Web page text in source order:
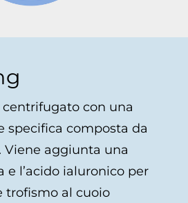
centrifugato con una
specifica composta da
Viene aggiunta una
e l’acido ialuronico per
trofismo al cuoio